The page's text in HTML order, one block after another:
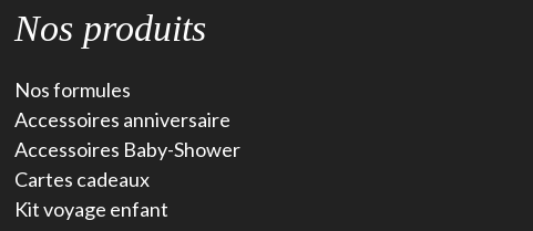
Nos produits
Nos formules
Accessoires anniversaire
Accessoires Baby-Shower
Cartes cadeaux
Kit voyage enfant